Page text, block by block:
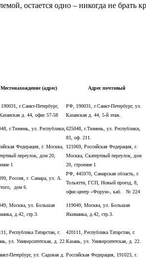
остается одно – никогда не брать
Местонахождение (адрес) Адрес почтовый
г.Санкт-Петербург,
д. 44, офис 57-58
РФ, 190031, г.Санкт-Петербург, ул.
Казанская д. 44, 5-й этаж.
г.Тюмень, ул. Республики, 625048, г.Тюмень, ул. Республики,
83, оф. 211.
Федерация, г. Москва,
переулок, дом 20,
1
121069, Российская Федерация, г.
Москва, Скатертный переулок, дом
20, строение 1
Россия, г. Самара, ул. А.
дом 6.
РФ, 445970, Самарская область, г.
Тольятти, ГСП, Новый проезд, 8,
офис-центр «Форум», каб. № 224
Москва, ул. Большая
д.42, стр.3.
119049, Москва, ул. Большая
Якиманка, д.42, стр.3.
Республика Татарстан, г.
ул. Университетская, д. 22.
420111, Республика Татарстан, г.
Казань, ул. Университетская, д. 22.
Петербург, ул. Садовая д. Российская Федерация, 191023, г.